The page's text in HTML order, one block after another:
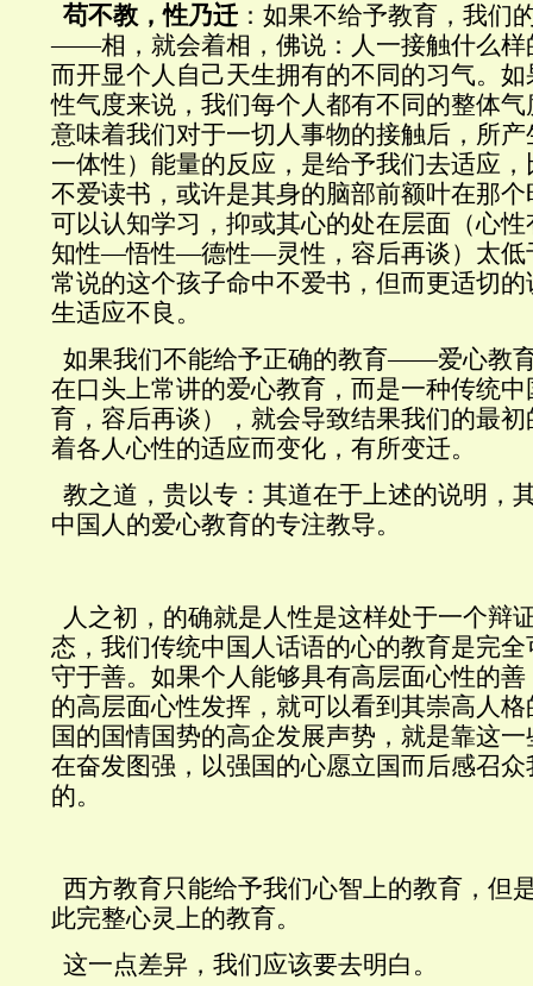
苟不教，性乃迁 ：如果不给予教育，我们
——相，就会着相，佛说：人一接触什么样
而开显个人自己天生拥有的不同的习气。
性气度来说，我们每个人都有不同的整体
意味着我们对于一切人事物的接触后，所
一体性）能量的反应，是给予我们去适应
不爱读书，或许是其身的脑部前额叶在那
可以认知学习，抑或其心的处在层面（心
知性—悟性—德性—灵性，容后再谈）太
常说的这个孩子命中不爱书，但而更适切
生适应不良。
如果我们不能给予正确的教育——爱心教
在口头上常讲的爱心教育，而是一种传统
育，容后再谈），就会导致结果我们的最
着各人心性的适应而变化，有所变迁。
教之道，贵以专：其道在于上述的说明，
中国人的爱心教育的专注教导。
人之初，的确就是人性是这样处于一个辩
态，我们传统中国人话语的心的教育是完
守于善。如果个人能够具有高层面心性的
的高层面心性发挥，就可以看到其崇高人
国的国情国势的高企发展声势，就是靠这
在奋发图强，以强国的心愿立国而后感召
的。
西方教育只能给予我们心智上的教育，但
此完整心灵上的教育。
这一点差异，我们应该要去明白。